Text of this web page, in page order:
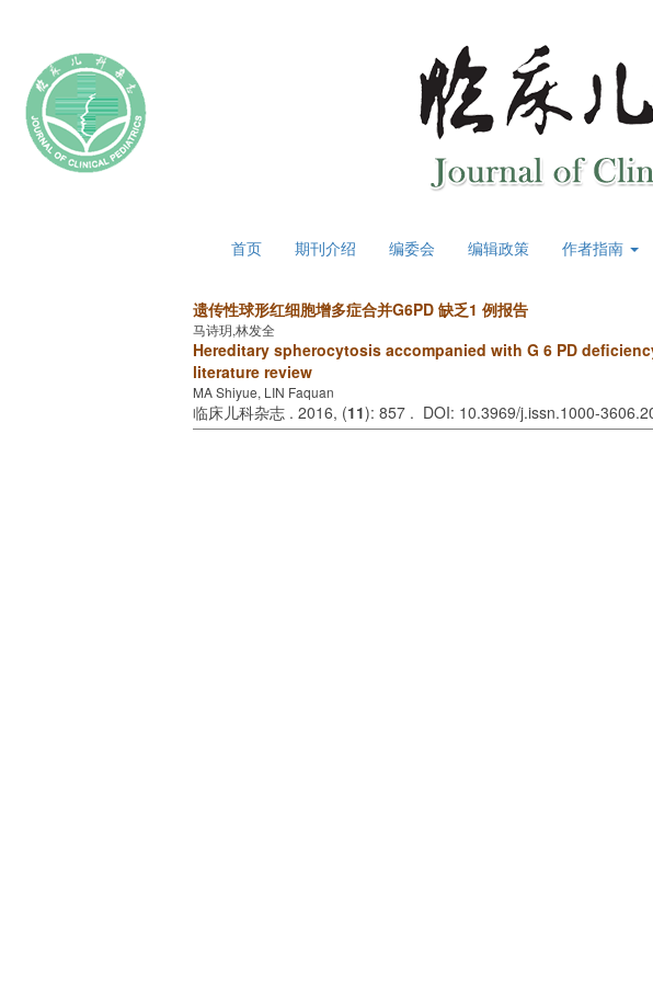
首页 期刊介绍 编委会 编辑政策 作者指南
遗传性球形红细胞增多症合并G6PD 缺乏1 例报告
马诗玥,林发全
Hereditary spherocytosis accompanied with G 6 PD
literature review
MA Shiyue, LIN Faquan
临床儿科杂志 . 2016, (11): 857 . DOI: 10.3969/j.issn.1000-